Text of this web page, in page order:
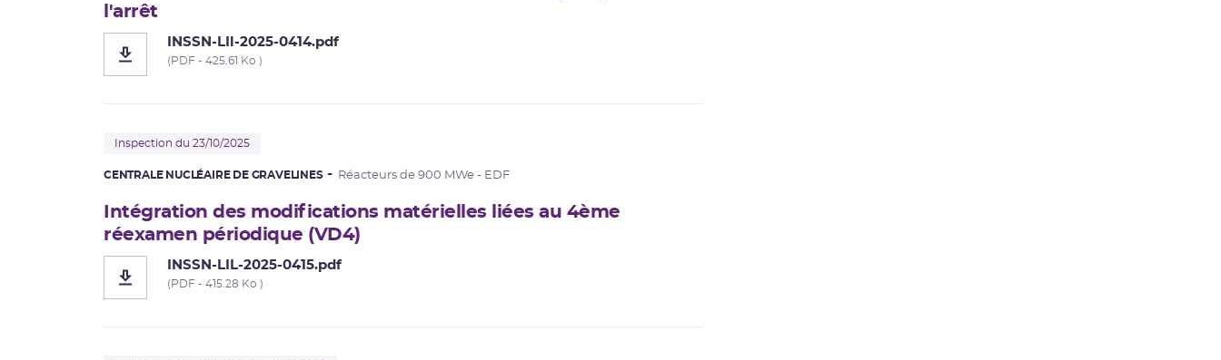
l'arrêt
INSSN-LIl-2025-0414.pdf
(PDF - 425.61 Ko )
Inspection du 23/10/2025
CENTRALE NUCLÉAIRE DE GRAVELINES Réacteurs de 900 MWe - EDF
Intégration des modifications matérielles liées au 4ème
réexamen périodique (VD4)
INSSN-LIL-2025-0415.pdf
(PDF - 415.28 Ko )